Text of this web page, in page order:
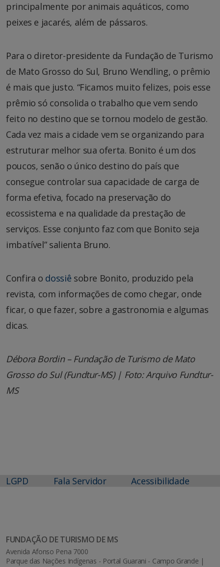
principalmente por animais aquáticos, como
peixes e jacarés, além de pássaros.
Para o diretor-presidente da Fundação de Turismo
de Mato Grosso do Sul, Bruno Wendling, o prêmio
é mais que justo. “Ficamos muito felizes, pois esse
prêmio só consolida o trabalho que vem sendo
feito no destino que se tornou modelo de gestão.
Cada vez mais a cidade vem se organizando para
estruturar melhor sua oferta. Bonito é um dos
poucos, senão o único destino do país que
consegue controlar sua capacidade de carga de
forma efetiva, focado na preservação do
ecossistema e na qualidade da prestação de
serviços. Esse conjunto faz com que Bonito seja
imbatível” salienta Bruno.
Confira o dossiê sobre Bonito, produzido pela
revista, com informações de como chegar, onde
ficar, o que fazer, sobre a gastronomia e algumas
dicas.
Débora Bordin – Fundação de Turismo de Mato
Grosso do Sul (Fundtur-MS) | Foto: Arquivo Fundtur-
MS
LGPD Fala Servidor Acessibilidade
FUNDAÇÃO DE TURISMO DE MS
Avenida Afonso Pena 7000
Parque das Nações Indígenas - Portal Guarani - Campo Grande |